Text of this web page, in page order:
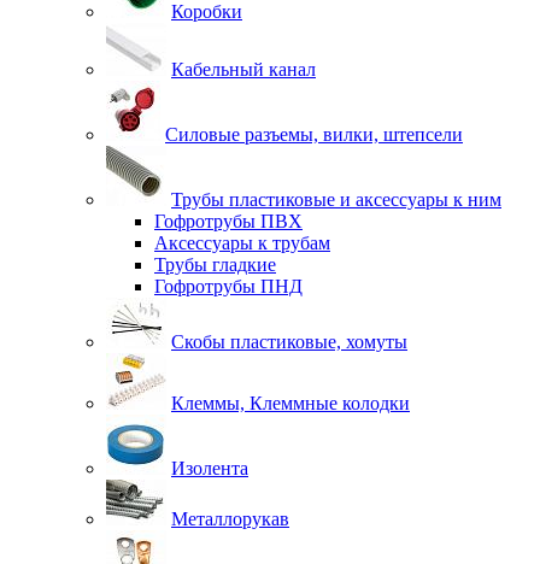
Коробки
Кабельный канал
Силовые разъемы, вилки, штепсели
Трубы пластиковые и аксессуары к ним
Гофротрубы ПВХ
Аксессуары к трубам
Трубы гладкие
Гофротрубы ПНД
Скобы пластиковые, хомуты
Клеммы, Клеммные колодки
Изолента
Металлорукав